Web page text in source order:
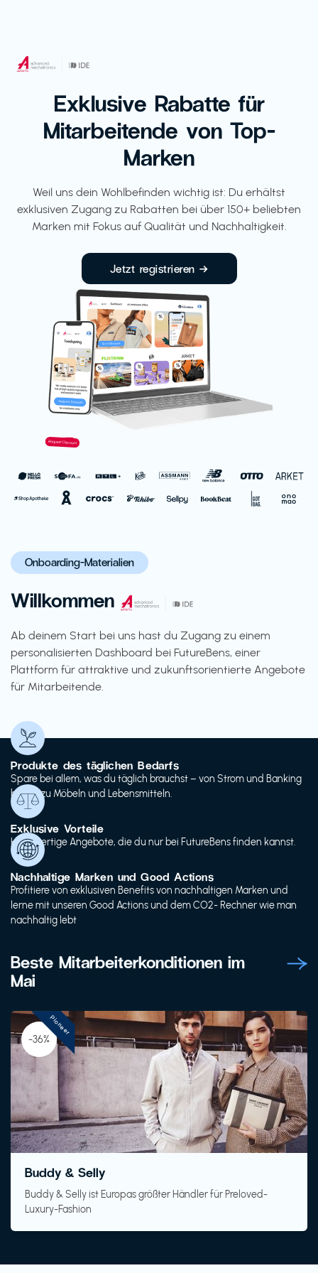
Exklusive Rabatte für
Mitarbeitende von Top-
Marken
Weil uns dein Wohlbefinden wichtig ist: Du erhältst
exklusiven Zugang zu Rabatten bei über 150+ beliebten
Marken mit Fokus auf Qualität und Nachhaltigkeit.
Jetzt registrieren →
Onboarding-Materialien
Willkommen
Ab deinem Start bei uns hast du Zugang zu einem
personalisierten Dashboard bei FutureBens, einer
Plattform für attraktive und zukunftsorientierte Angebote
für Mitarbeitende.
Produkte des täglichen Bedarfs
Spare bei allem, was du täglich brauchst – von Strom und Banking
bis hin zu Möbeln und Lebensmitteln.
Exklusive Vorteile
Hochwertige Angebote, die du nur bei FutureBens finden kannst.
Nachhaltige Marken und Good Actions
Profitiere von exklusiven Benefits von nachhaltigen Marken und
lerne mit unseren Good Actions und dem CO2- Rechner wie man
nachhaltig lebt
Beste Mitarbeiterkonditionen im
Mai
-36%
Buddy & Selly
Buddy & Selly ist Europas größter Händler für Preloved-
Luxury-Fashion
Pioneer